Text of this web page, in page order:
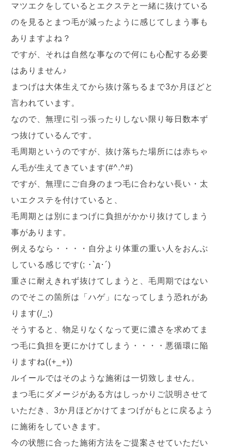
マツエクをしているとエクステと一緒に抜けている
のを見るとまつ毛が減ったように感じてしまう事も
ありますよね？
ですが、それは自然な事なので何にも心配する必要
はありません♪
まつげは大体生えてから抜け落ちるまで3か月ほどと
言われています。
なので、無理に引っ張ったりしない限り毎日数本ず
つ抜けているんです。
毛周期というのですが、抜け落ちた場所には赤ちゃ
ん毛が生えてきています(#^.^#)
ですが、無理にご自身のまつ毛に合わない長い・太
いエクステを付けていると、
毛周期とは別にまつげに負担がかかり抜けてしまう
事があります。
例えるなら・・・・自分より体重の重い人をおんぶ
している感じです(; ･`д･´)
重さに耐えきれず抜けてしまうと、毛周期ではない
のでそこの箇所は「ハゲ」になってしまう恐れがあ
ります(/_;)
そうすると、物足りなくなって更に濃さを求めてま
つ毛に負担を更にかけてしまう・・・・悪循環に陥
りますね((+_+))
ルイールではそのような施術は一切致しません。
まつ毛にダメージがある方はしっかりご説明させて
いただき、3か月ほどかけてまつげがもとに戻るよう
に施術をしていきます。
今の状態に合った施術方法をご提案させていただい